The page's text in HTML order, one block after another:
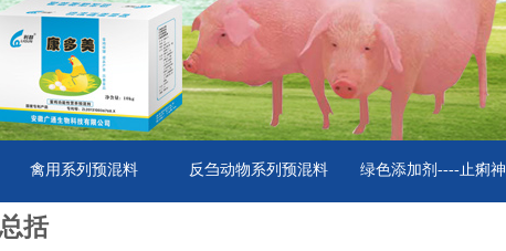
禽用系列预混料 反刍动物系列预混料 绿色添加剂----止痢神
括